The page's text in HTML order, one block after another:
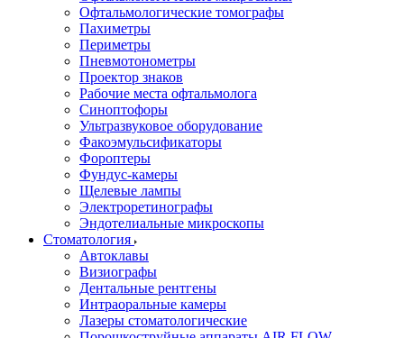
Офтальмологические томографы
Пахиметры
Периметры
Пневмотонометры
Проектор знаков
Рабочие места офтальмолога
Синоптофоры
Ультразвуковое оборудование
Факоэмульсификаторы
Фороптеры
Фундус-камеры
Щелевые лампы
Электроретинографы
Эндотелиальные микроскопы
Стоматология
Автоклавы
Визиографы
Дентальные рентгены
Интраоральные камеры
Лазеры стоматологические